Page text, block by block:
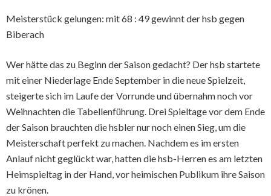
Meisterstück gelungen: mit 68 : 49 gewinnt der hsb gegen
Biberach
Wer hätte das zu Beginn der Saison gedacht? Der hsb startete
mit einer Niederlage Ende September in die neue Spielzeit,
steigerte sich im Laufe der Vorrunde und übernahm noch vor
Weihnachten die Tabellenführung. Drei Spieltage vor dem Ende
der Saison brauchten die hsbler nur noch einen Sieg, um die
Meisterschaft perfekt zu machen. Nachdem es im ersten
Anlauf nicht geglückt war, hatten die hsb-Herren es am letzten
Heimspieltag in der Hand, vor heimischen Publikum ihre Saison
zu krönen.